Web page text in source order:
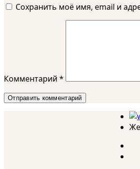
Сохранить моё имя, email и
Комментарий *